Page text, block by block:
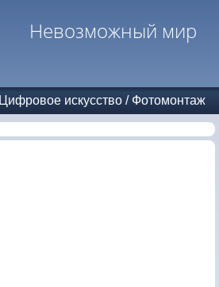
Невозможный мир
Цифровое искусство / Фотомонтаж